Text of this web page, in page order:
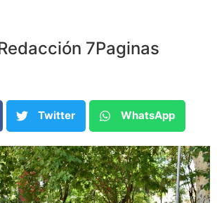
7Paginas
Twitter WhatsApp